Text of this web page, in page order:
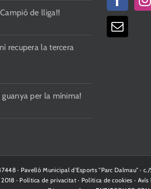
de lliga!!
recupera la tercera
per la mínima!
· Pavelló Municipal d'Esports "Parc Dalmau" ·
· Política de privacitat· Política de cookies · Avís